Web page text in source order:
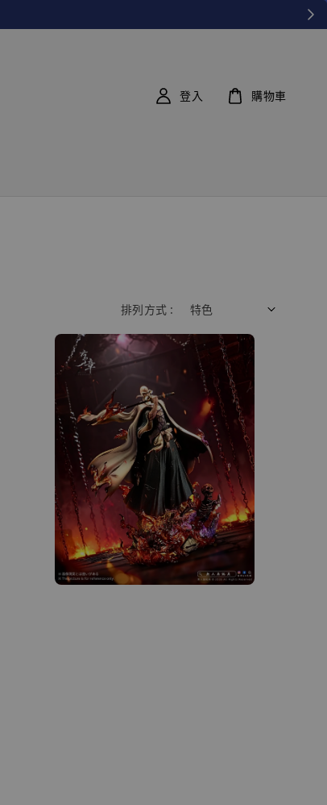
登入 購物車
排列方式 :